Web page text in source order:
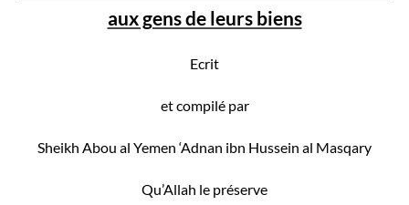
aux gens de leurs biens
Ecrit
et compilé par
Sheikh Abou al Yemen ‘Adnan ibn Hussein al Masqary
Qu’Allah le préserve